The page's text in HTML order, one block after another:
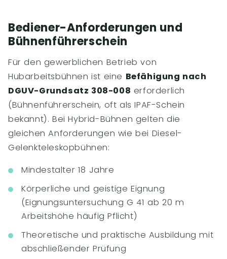
Bediener-Anforderungen und
Bühnenführerschein
Für den gewerblichen Betrieb von
Hubarbeitsbühnen ist eine Befähigung nach
DGUV-Grundsatz 308-008 erforderlich
(Bühnenführerschein, oft als IPAF-Schein
bekannt). Bei Hybrid-Bühnen gelten die
gleichen Anforderungen wie bei Diesel-
Gelenkteleskopbühnen:
Mindestalter 18 Jahre
Körperliche und geistige Eignung
(Eignungsuntersuchung G 41 ab 20 m
Arbeitshöhe häufig Pflicht)
Theoretische und praktische Ausbildung mit
abschließender Prüfung